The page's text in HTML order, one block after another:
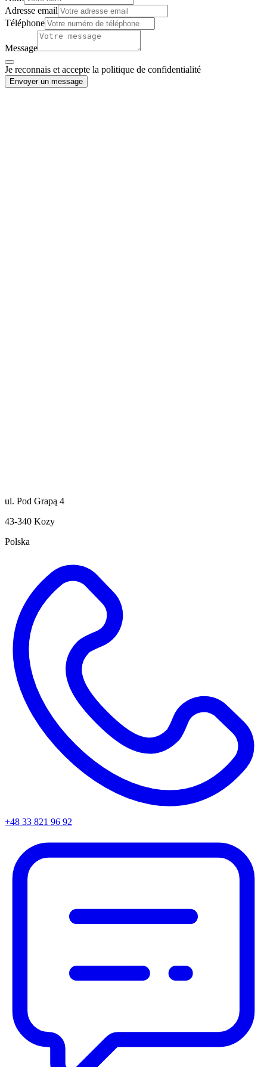
Adresse email
Téléphone
Message
Je reconnais et accepte la politique de confidentialité
Envoyer un message
ul. Pod Grapą 4
43-340 Kozy
Polska
+48 33 821 96 92